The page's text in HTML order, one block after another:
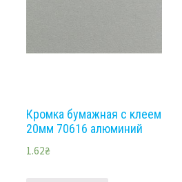
Кромка бумажная с клеем
20мм 70616 алюминий
1.62₴